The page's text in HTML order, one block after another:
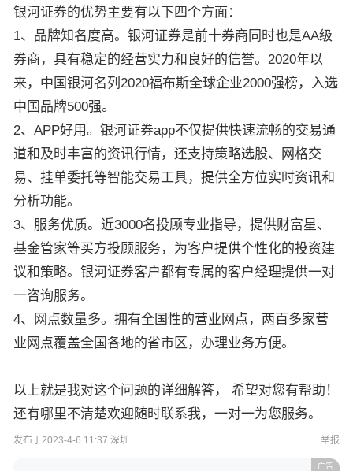
银河证券的优势主要有以下四个方面：
1、品牌知名度高。银河证券是前十券商同时也是AA级
券商，具有稳定的经营实力和良好的信誉。2020年以
来，中国银河名列2020福布斯全球企业2000强榜，入选
中国品牌500强。
2、APP好用。银河证券app不仅提供快速流畅的交易通
道和及时丰富的资讯行情，还支持策略选股、网格交
易、挂单委托等智能交易工具，提供全方位实时资讯和
分析功能。
3、服务优质。近3000名投顾专业指导，提供财富星、
基金管家等买方投顾服务，为客户提供个性化的投资建
议和策略。银河证券客户都有专属的客户经理提供一对
一咨询服务。
4、网点数量多。拥有全国性的营业网点，两百多家营
业网点覆盖全国各地的省市区，办理业务方便。
以上就是我对这个问题的详细解答， 希望对您有帮助！
还有哪里不清楚欢迎随时联系我，一对一为您服务。
发布于2023-4-6 11:37 深圳 举报
广告